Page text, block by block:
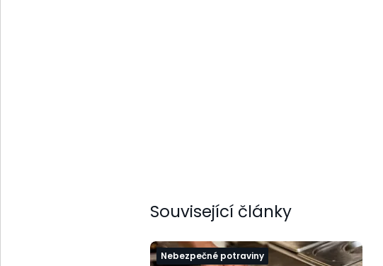
Související články
Nebezpečné potraviny